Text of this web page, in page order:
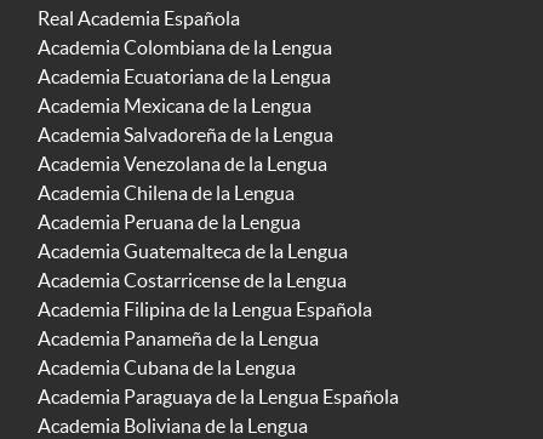
Real Academia Española
Academia Colombiana de la Lengua
Academia Ecuatoriana de la Lengua
Academia Mexicana de la Lengua
Academia Salvadoreña de la Lengua
Academia Venezolana de la Lengua
Academia Chilena de la Lengua
Academia Peruana de la Lengua
Academia Guatemalteca de la Lengua
Academia Costarricense de la Lengua
Academia Filipina de la Lengua Española
Academia Panameña de la Lengua
Academia Cubana de la Lengua
Academia Paraguaya de la Lengua Española
Academia Boliviana de la Lengua